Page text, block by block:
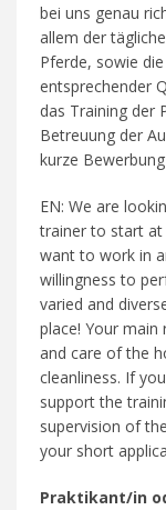
bei uns genau
allem der
Pferde, sowie
entsprechender
das Training der
Betreuung der
kurze
EN: We are
trainer to start at
want to work in
willingness to
varied and
place! Your main
and care of the
cleanliness. If
support the
supervision of
your short
Praktikant/in